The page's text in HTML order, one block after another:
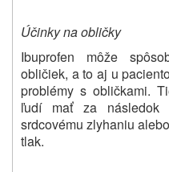
Účinky na obličky
Ibuprofen môže
obličiek, a to aj u
problémy s obličkami.
ľudí mať za
srdcovému zlyhaniu
tlak.